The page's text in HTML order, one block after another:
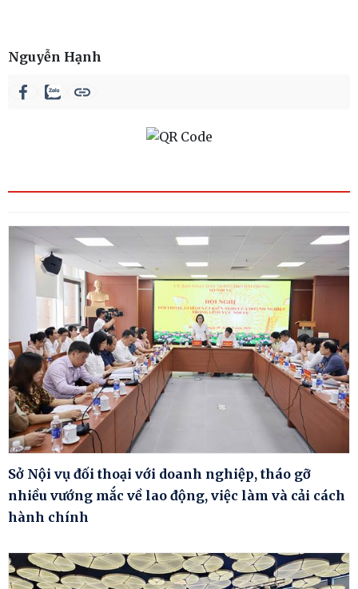
Nguyễn Hạnh
Sở Nội vụ đối thoại với doanh nghiệp, tháo gỡ
nhiều vướng mắc về lao động, việc làm và cải cách
hành chính